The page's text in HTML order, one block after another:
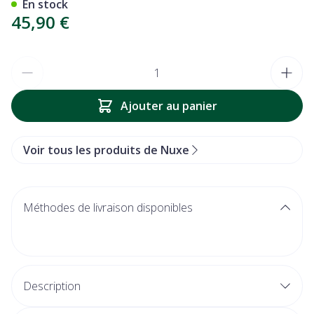
45,90 €
Ajouter au panier
En stock
Voir tous les produits de Nuxe
Méthodes de livraison disponibles
Description